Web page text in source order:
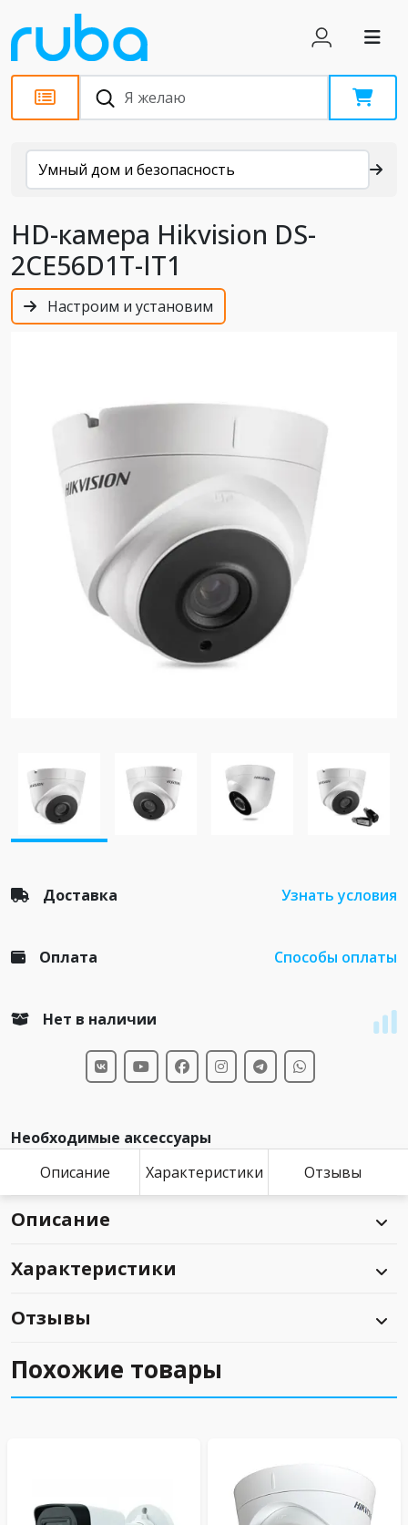
Каталог
Умный дом и безопасность
HD-камера Hikvision DS-
2CE56D1T-IT1
Настроим и установим
Доставка Узнать условия
Оплата Способы оплаты
Нет в наличии
Необходимые аксессуары
Описание
Характеристики Отзывы
Описание
Характеристики
Отзывы
Похожие товары